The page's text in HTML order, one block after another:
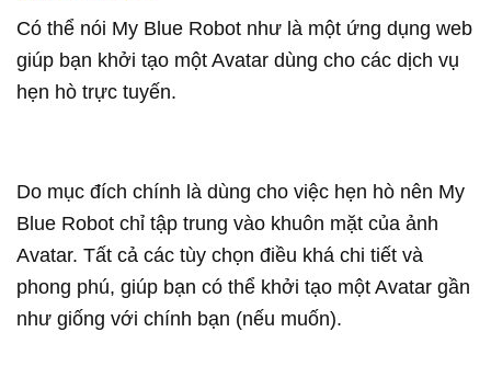
Có thể nói My Blue Robot như là một ứng dụng web
giúp bạn khởi tạo một Avatar dùng cho các dịch vụ
hẹn hò trực tuyến.
Do mục đích chính là dùng cho việc hẹn hò nên My
Blue Robot chỉ tập trung vào khuôn mặt của ảnh
Avatar. Tất cả các tùy chọn điều khá chi tiết và
phong phú, giúp bạn có thể khởi tạo một Avatar gần
như giống với chính bạn (nếu muốn).